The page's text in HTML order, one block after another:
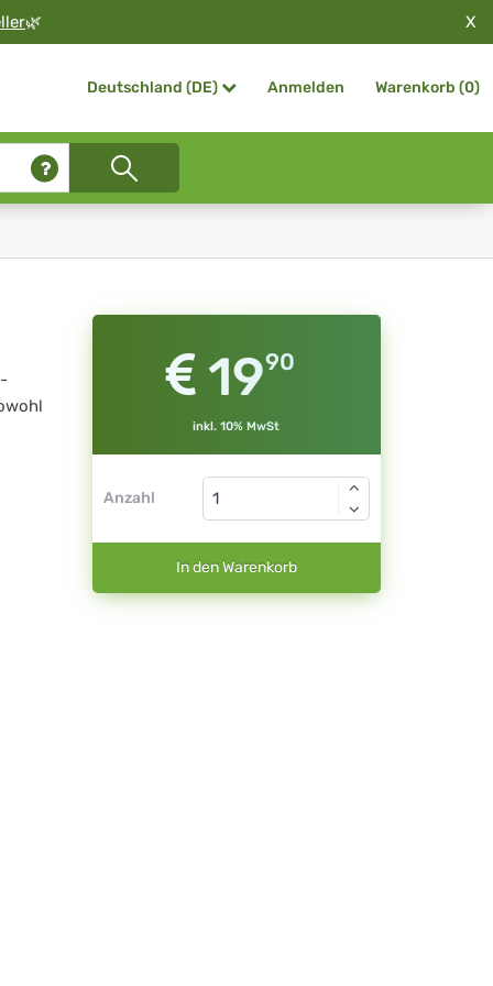
🌿 X
Deutschland (DE) Anmelden Warenkorb (0)
1990
inkl. 10% MwSt
Anzahl
In den Warenkorb